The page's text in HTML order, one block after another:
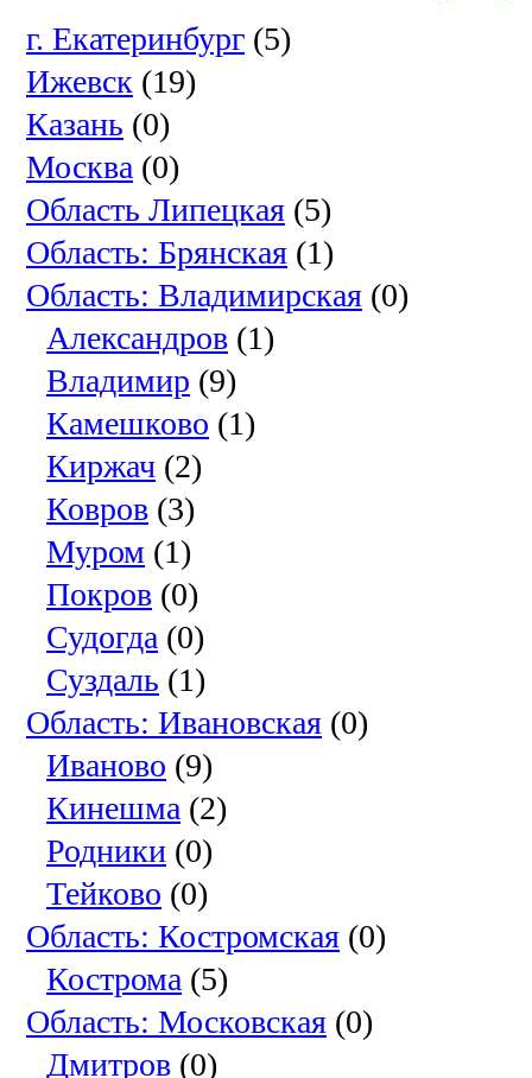
г. Екатеринбург (5)
Ижевск (19)
Казань (0)
Москва (0)
Область Липецкая (5)
Область: Брянская (1)
Область: Владимирская (0)
Александров (1)
Владимир (9)
Камешково (1)
Киржач (2)
Ковров (3)
Муром (1)
Покров (0)
Судогда (0)
Суздаль (1)
Область: Ивановская (0)
Иваново (9)
Кинешма (2)
Родники (0)
Тейково (0)
Область: Костромская (0)
Кострома (5)
Область: Московская (0)
Дмитров (0)